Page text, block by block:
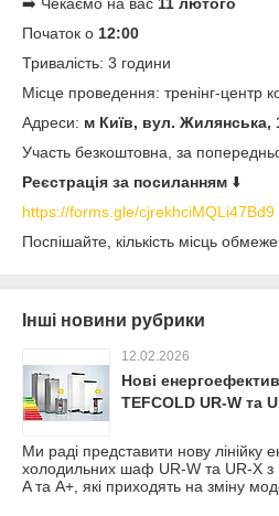
Початок о 12:00
Тривалість: 3 години
Місце проведення: тренінг-центр
Адреси: м Київ, вул. Жилянська,
Участь безкоштовна, за
Реєстрація за посиланням ⬇️
https://forms.gle/cjrekhciMQLi47Bd9
Поспішайте, кількість місць
Інші новини рубрики
12.02.2026
Нові
TEFCOLD UR-W та
Ми раді представити нову лінійку
холодильних шаф UR-W та UR-X з
A та A+, які приходять на зміну